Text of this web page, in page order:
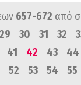
657-672 από
29 30 31 32
41 42 43 44
52 53 54 55